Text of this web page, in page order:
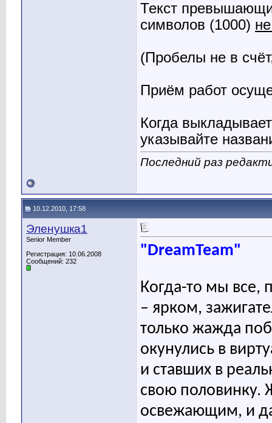
Текст
символов (1000)
(Пробелы не в
Приём работ
Когда
указывайте
Последний раз
10.12.2010, 17:58
Эленушка1
Senior Member
Регистрация: 10.06.2008
Сообщений: 232
"DreamTeam"
Когда-то мы все,
– ярком,
только жажда
окунулись в
и ставших в
свою половинку.
освежающим, и